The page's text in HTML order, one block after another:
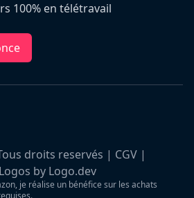
100% en télétravail
droits reservés | CGV |
Logos by Logo.dev
je réalise un bénéfice sur les achats